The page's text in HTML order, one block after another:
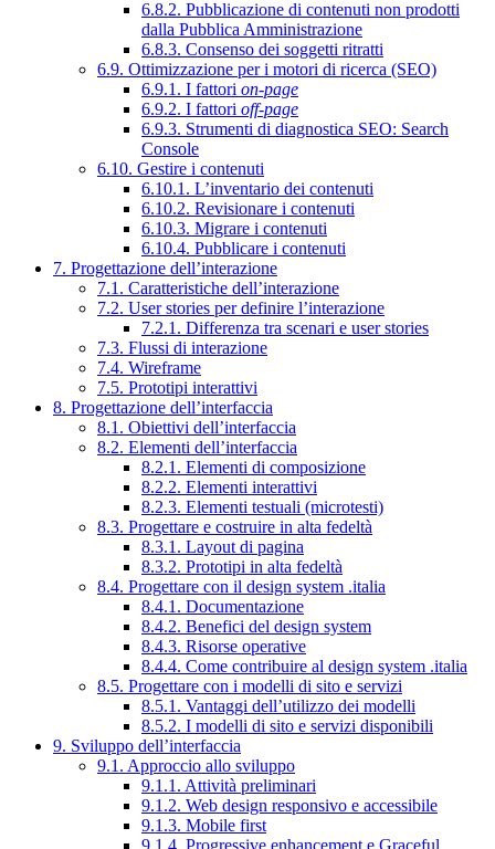
6.8.2. Pubblicazione di contenuti non prodotti
dalla Pubblica Amministrazione
6.8.3. Consenso dei soggetti ritratti
6.9. Ottimizzazione per i motori di ricerca (SEO)
6.9.1. I fattori on-page
6.9.2. I fattori off-page
6.9.3. Strumenti di diagnostica SEO: Search
Console
6.10. Gestire i contenuti
6.10.1. L’inventario dei contenuti
6.10.2. Revisionare i contenuti
6.10.3. Migrare i contenuti
6.10.4. Pubblicare i contenuti
7. Progettazione dell’interazione
7.1. Caratteristiche dell’interazione
7.2. User stories per definire l’interazione
7.2.1. Differenza tra scenari e user stories
7.3. Flussi di interazione
7.4. Wireframe
7.5. Prototipi interattivi
8. Progettazione dell’interfaccia
8.1. Obiettivi dell’interfaccia
8.2. Elementi dell’interfaccia
8.2.1. Elementi di composizione
8.2.2. Elementi interattivi
8.2.3. Elementi testuali (microtesti)
8.3. Progettare e costruire in alta fedeltà
8.3.1. Layout di pagina
8.3.2. Prototipi in alta fedeltà
8.4. Progettare con il design system .italia
8.4.1. Documentazione
8.4.2. Benefici del design system
8.4.3. Risorse operative
8.4.4. Come contribuire al design system .italia
8.5. Progettare con i modelli di sito e servizi
8.5.1. Vantaggi dell’utilizzo dei modelli
8.5.2. I modelli di sito e servizi disponibili
9. Sviluppo dell’interfaccia
9.1. Approccio allo sviluppo
9.1.1. Attività preliminari
9.1.2. Web design responsivo e accessibile
9.1.3. Mobile first
9.1.4. Progressive enhancement e Graceful